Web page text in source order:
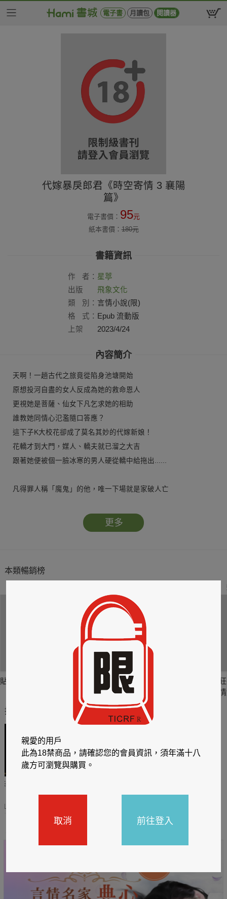
電子書 月讀包 閱讀器
代嫁暴戾郎君《時空寄情 3 襄陽
篇》
電子書價： 95元
紙本書價：180元
書籍資訊
作 者： 星葶
出版
社：
飛象文化
類
別： 言情小說(限)
格
式： Epub 流動版
上架
2023/4/24
內容簡介
天啊！一趟古代之旅竟從陷身池塘開始
原想投河自盡的女人反成為她的救命恩人
更視她是菩薩、仙女下凡乞求她的相助
誰教她同情心氾濫隨口答應？
這下子K大校花卻成了莫名其妙的代嫁新娘！
花轎才到大門，媒人、轎夫就已溜之大吉
跟著她便被個一臉冰寒的男人硬從轎中給拖出......
凡得罪人稱「魔鬼」的他，唯一下場就是家破人亡
路見提親的新郎倌一臉幸福洋溢，他瞧得就礙眼
強行逼婚拆散姻緣，他樂於陷別人於愁雲慘霧中。
可好比進了「鬼門關」，是有進無出......
更多
本類暢銷榜
貼身剪裁II：如癮
貼心情婦～魅惑之
推薦你買好東西
控筆
年
親愛的用戶
此為18禁商品，請確認您的會員資訊，須年滿十八
歲方可瀏覽與購買。
取消 前往登入